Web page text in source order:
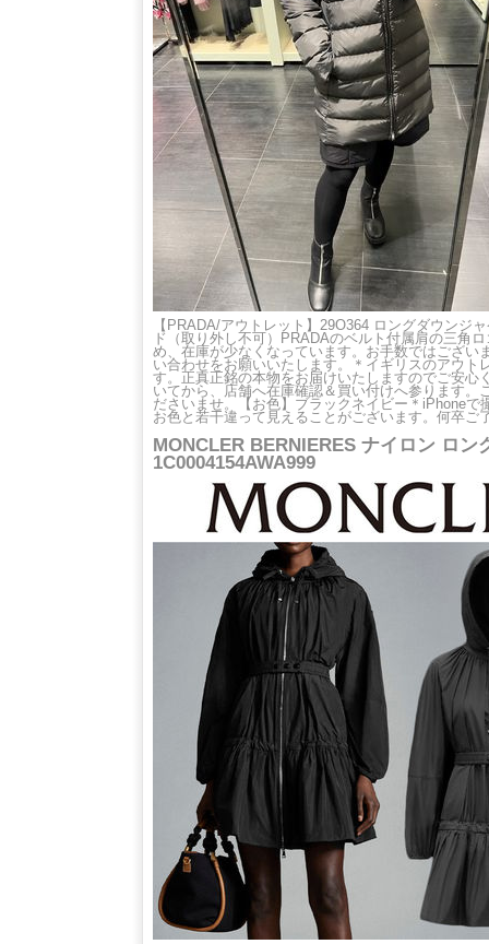
【PRADA/アウトレット】29O364 ロングダウンジ
ド（取り外し不可）PRADAのベルト付属肩の三角
め、在庫が少なくなっています。お手数ではござい
い合わせをお願いいたします。＊イギリスのアウト
す。正真正銘の本物をお届けいたしますのでご安心
いてから、店舗へ在庫確認＆買い付けへ参ります。
ださいませ。【お色】ブラックネイビー＊iPhoneで
お色と若干違って見えることがございます。何卒ご
MONCLER BERNIERES ナイロン ロン
1C0004154AWA999